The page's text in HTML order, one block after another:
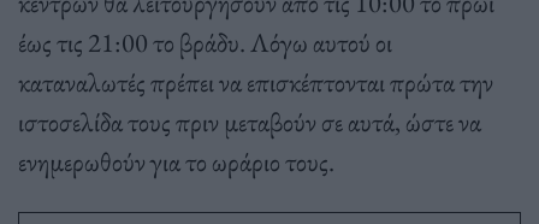
έως τις 21:00 το βράδυ. Λόγω αυτού οι
καταναλωτές πρέπει να επισκέπτονται πρώτα την
ιστοσελίδα τους πριν μεταβούν σε αυτά, ώστε να
ενημερωθούν για το ωράριο τους.